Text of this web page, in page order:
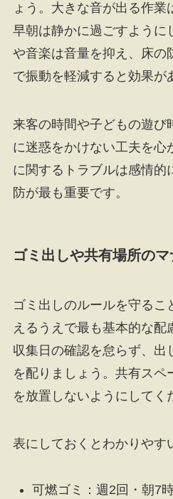
ょう。大きな音が出る作業
早朝は静かに過ごすように
や音楽は音量を抑え、床の
で振動を軽減すると効果が
来客の時間や子どもの遊び
に迷惑をかけない工夫を心
に関するトラブルは感情的
防が最も重要です。
ゴミ出しや共有場所の
ゴミ出しのルールを守るこ
えるうえで最も基本的な配
収集日の確認を怠らず、出
を配りましょう。共有スペ
を放置しないようにしてく
表にしておくとわかりやす
可燃ゴミ：週2回・朝7